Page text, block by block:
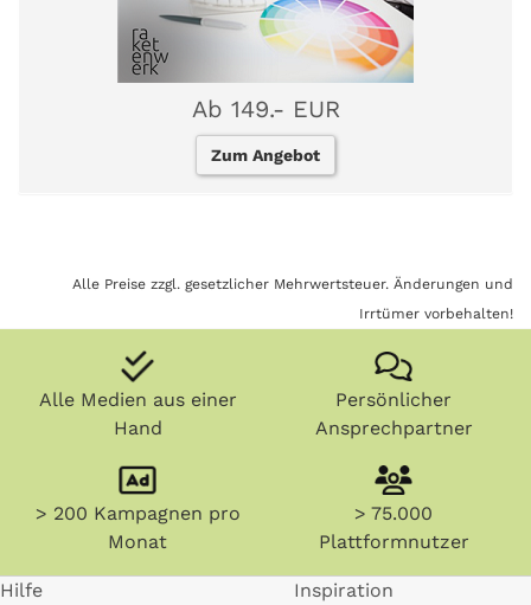
Ab 149.- EUR
Zum Angebot
Alle Preise zzgl. gesetzlicher Mehrwertsteuer. Änderungen und
Irrtümer vorbehalten!
Alle Medien aus einer
Hand
Persönlicher
Ansprechpartner
> 200 Kampagnen pro
Monat
> 75.000
Plattformnutzer
Hilfe
Inspiration